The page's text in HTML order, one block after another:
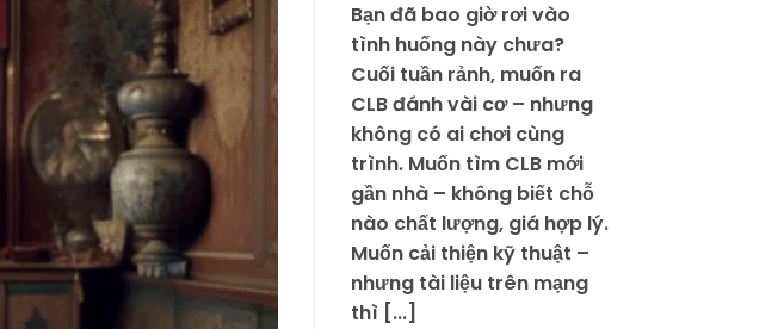
Bạn đã bao giờ rơi vào
tình huống này chưa?
Cuối tuần rảnh, muốn ra
CLB đánh vài cơ – nhưng
không có ai chơi cùng
trình. Muốn tìm CLB mới
gần nhà – không biết chỗ
nào chất lượng, giá hợp lý.
Muốn cải thiện kỹ thuật –
nhưng tài liệu trên mạng
thì [...]